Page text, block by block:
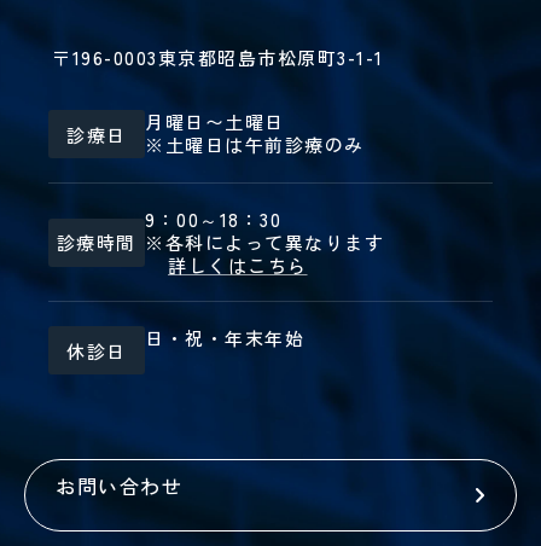
〒196-0003東京都昭島市松原町3-1-1
診療日
月曜日〜土曜日
※土曜日は午前診療のみ
診療時間
9：00～18：30
※各科によって異なります
詳しくはこちら
休診日 日・祝・年末年始
お問い合わせ